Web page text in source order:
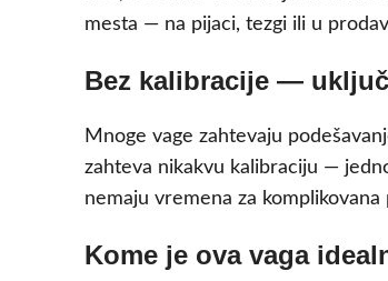
mesta — na pijaci, tezgi ili u
Bez kalibracije —
Mnoge vage zahtevaju
zahteva nikakvu kalibraciju —
nemaju vremena za
Kome je ova vaga